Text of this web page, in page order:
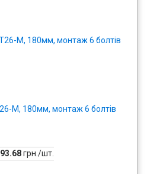
M, 180мм, монтаж 6 болтів
грн./шт.